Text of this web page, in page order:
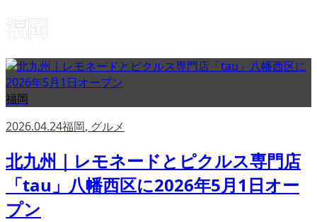
福岡
福岡
2026.04.24福岡, グルメ
北九州｜レモネードとピクルス専門店
「tau」八幡西区に2026年5月1日オー
プン